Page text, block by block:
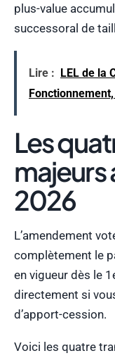
plus-value
successoral de
Lire : LEL de la
Les
2026
L’amendement
complètement le
en vigueur dès le
directement si
d’apport-cession.
Voici les quatre